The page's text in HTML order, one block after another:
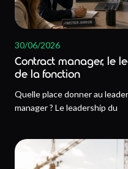
30/06/2026
Contract manager, le
de la fonction
Quelle place donner au
manager ? Le leadership du